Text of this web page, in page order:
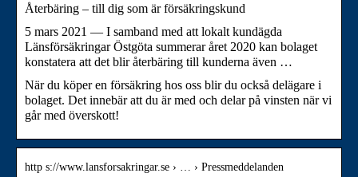
Återbäring – till dig som är försäkringskund
5 mars 2021 — I samband med att lokalt kundägda
Länsförsäkringar Östgöta summerar året 2020 kan bolaget
konstatera att det blir återbäring till kunderna även …
När du köper en försäkring hos oss blir du också delägare i
bolaget. Det innebär att du är med och delar på vinsten när vi
går med överskott!
http s://www.lansforsakringar.se › … › Pressmeddelanden